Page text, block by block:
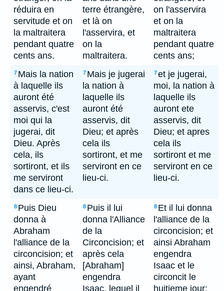
réduira en
servitude et on
la maltraitera
pendant quatre
cents ans.
terre étrangère,
et là on
l'asservira, et
on la
maltraitera.
on l'asservira
et on la
maltraitera
pendant quatre
cents ans;
7 Mais la nation
à laquelle ils
auront été
asservis, c'est
moi qui la
jugerai, dit
Dieu. Après
cela, ils
sortiront, et ils
me serviront
dans ce lieu-ci.
7 Mais je jugerai
la nation à
laquelle ils
auront été
asservis, dit
Dieu; et après
cela ils
sortiront, et me
serviront en ce
lieu-ci.
7et je jugerai,
moi, la nation à
laquelle ils
auront ete
asservis, dit
Dieu; et apres
cela ils
sortiront et me
serviront en ce
lieu-ci.
8 Puis Dieu
donna à
Abraham
l'alliance de la
circoncision; et
ainsi, Abraham,
ayant
engendré
8 Puis il lui
donna l'Alliance
de la
Circoncision; et
après cela
[Abraham]
engendra
Isaac, lequel il
8 Et il lui donna
l'alliance de la
circoncision; et
ainsi Abraham
engendra
Isaac et le
circoncit le
huitieme jour;